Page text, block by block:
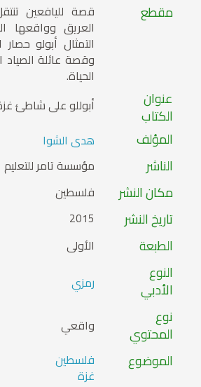
مقطع قصة لليافعين
العريق وواقعها
التمثال أبولو
وقصة عائلة الصياد
الحياة.
عنوان
الكتاب أبوللو على شاطئ
المؤلف هدى الشوا
الناشر مؤسسة تامر للتعليم
مكان النشر فلسطين
تاريخ النشر 2015
الطبعة الأولى
النوع
الأدبي رمزي
نوع
المحتوي واقعي
الموضوع فلسطين
غزة